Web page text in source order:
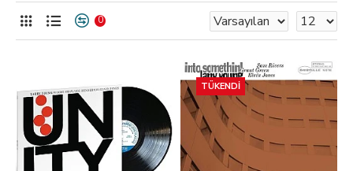
0
TÜKENDI